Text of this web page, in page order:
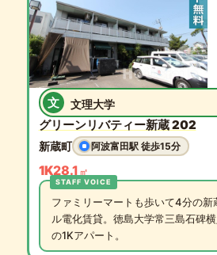
文 文理大学
グリーンリバティー新蔵 202
新蔵町 阿波富田駅 徒歩15分
1K28.1 ㎡
ファミリーマートも歩いて4分の新
ル電化賃貸。徳島大学常三島石碑
の1Kアパート。